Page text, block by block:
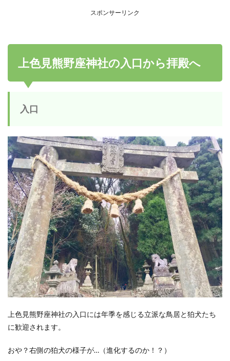
スポンサーリンク
上色見熊野座神社の入口から拝殿へ
入口
上色見熊野座神社の入口には年季を感じる立派な鳥居と狛犬たち
に歓迎されます。
おや？右側の狛犬の様子が…（進化するのか！？）